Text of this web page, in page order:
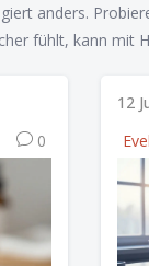
anders.
fühlt, kann mit
0
12